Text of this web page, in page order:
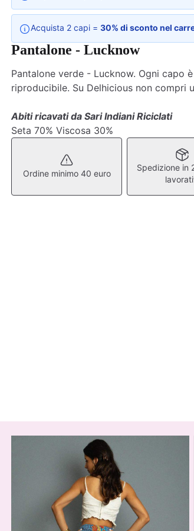
Acquista 2 capi = 30% di sconto nel
Pantalone - Lucknow
Pantalone verde - Lucknow. Ogni capo
riproducibile. Su Delhicious non compri
Abiti ricavati da Sari Indiani Riciclati
Seta 70% Viscosa 30%
Ordine minimo 40 euro
Spedizione in